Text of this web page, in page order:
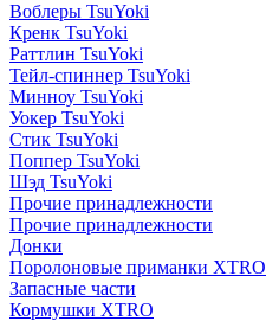
Воблеры TsuYoki
Кренк TsuYoki
Раттлин TsuYoki
Тейл-спиннер TsuYoki
Минноу TsuYoki
Уокер TsuYoki
Стик TsuYoki
Поппер TsuYoki
Шэд TsuYoki
Прочие принадлежности
Прочие принадлежности
Донки
Поролоновые приманки XTRO
Запасные части
Кормушки XTRO